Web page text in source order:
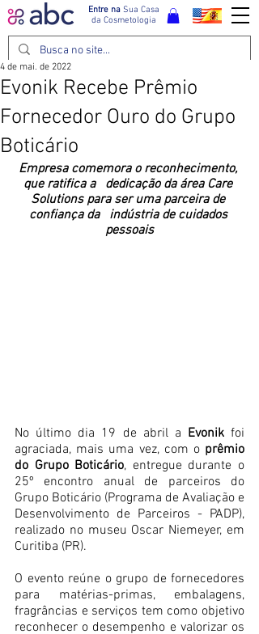
Entre naSua Casa
da Cosmetologia
Evonik Recebe Prêmio
Fornecedor Ouro do Grupo
Boticário
4 de mai. de 2022
Empresa comemora o reconhecimento,
que ratifica a   dedicação da área Care
Solutions para ser uma parceira de
confiança da   indústria de cuidados
pessoais
No último dia 19 de abril a Evonik foi
agraciada, mais uma vez, com o prêmio
do Grupo Boticário, entregue durante o
25º encontro anual de parceiros do
Grupo Boticário (Programa de Avaliação e
Desenvolvimento de Parceiros - PADP),
realizado no museu Oscar Niemeyer, em
Curitiba (PR).
O evento reúne o grupo de fornecedores
para matérias-primas, embalagens,
fragrâncias e serviços tem como objetivo
reconhecer o desempenho e valorizar os